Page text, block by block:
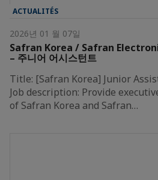
ACTUALITÉS
2026년 01 월 07일
Safran Korea / Safran
– 주니어 어시스턴트
Title: [Safran Korea] Junior
Job description: Provide
of Safran Korea and Safran…